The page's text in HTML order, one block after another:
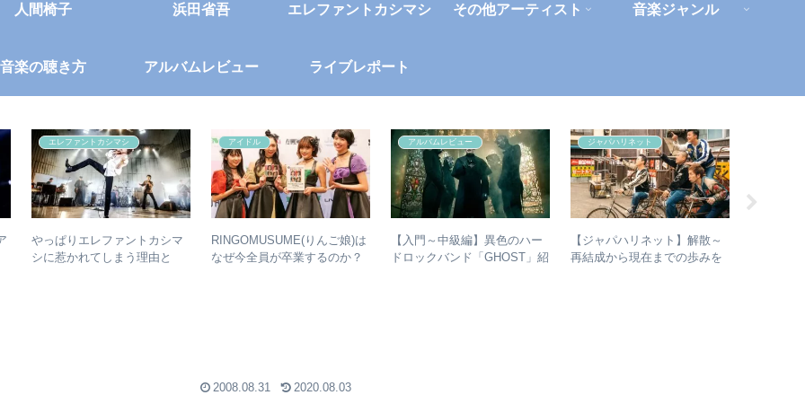
人間椅子 浜田省吾 エレファントカシマシ その他アーティスト 音楽ジャンル
音楽の聴き方 アルバムレビュー ライブレポート
エレファントカシマシ
やっぱりエレファントカシマ
シに惹かれてしまう理由と
アイドル
RINGOMUSUME(りんご娘)は
なぜ今全員が卒業するのか？
アルバムレビュー
【入門～中級編】異色のハー
ドロックバンド「GHOST」紹
ジャパハリネット
【ジャパハリネット】解散～
再結成から現在までの歩みを
2008.08.31 2020.08.03